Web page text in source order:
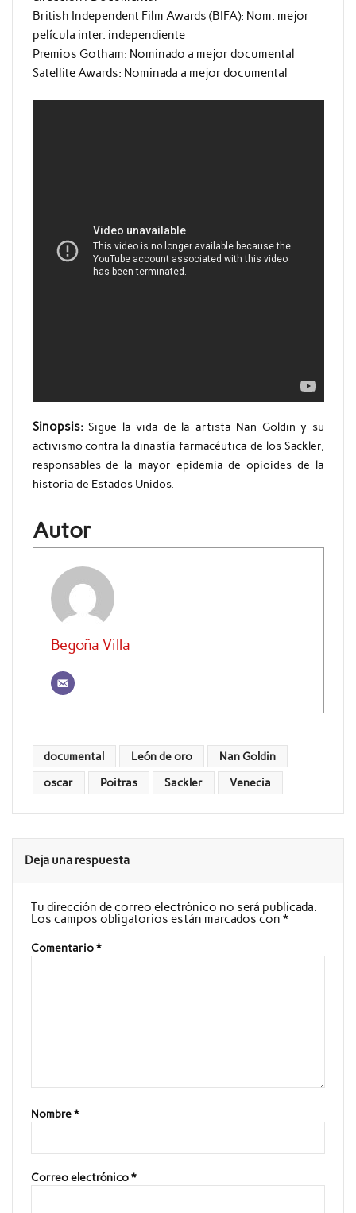
British Independent Film Awards (BIFA): Nom. mejor
película inter. independiente
Premios Gotham: Nominado a mejor documental
Satellite Awards: Nominada a mejor documental
Sinopsis: Sigue la vida de la artista Nan Goldin y su
activismo contra la dinastía farmacéutica de los Sackler,
responsables de la mayor epidemia de opioides de la
historia de Estados Unidos.
Autor
Begoña Villa
documental León de oro Nan Goldin
oscar Poitras Sackler Venecia
Deja una respuesta
Tu dirección de correo electrónico no será publicada.
Los campos obligatorios están marcados con *
Comentario*
Nombre*
Correo electrónico*